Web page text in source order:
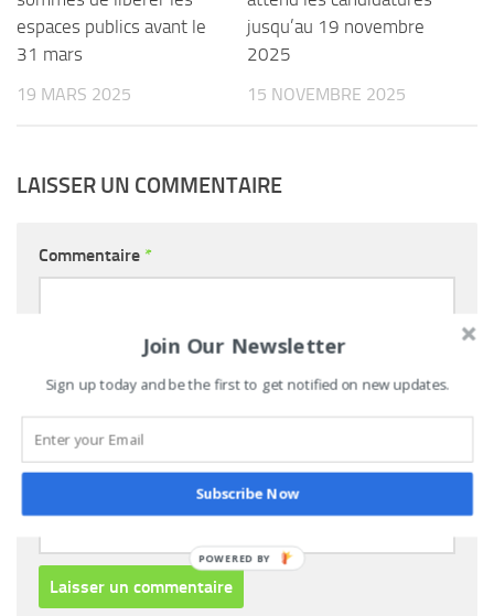
espaces publics avant le
31 mars
19 MARS 2025
jusqu’au 19 novembre
2025
15 NOVEMBRE 2025
LAISSER UN COMMENTAIRE
Commentaire *
Join Our Newsletter
Sign up today and be the first to get notified on new updates.
Subscribe Now
POWERED